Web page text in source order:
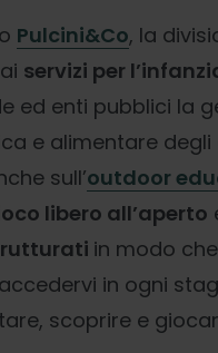
Pulcini&Co, la
servizi per
ed enti pubblici la
e alimentare degli
sull’outdoor
libero all’aperto
in modo
in ogni
scoprire e